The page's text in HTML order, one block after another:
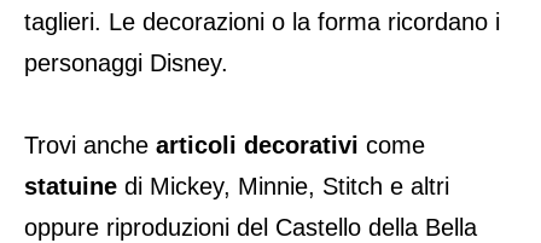
taglieri. Le decorazioni o la forma ricordano i
personaggi Disney.
Trovi anche articoli decorativi come
statuine di Mickey, Minnie, Stitch e altri
oppure riproduzioni del Castello della Bella